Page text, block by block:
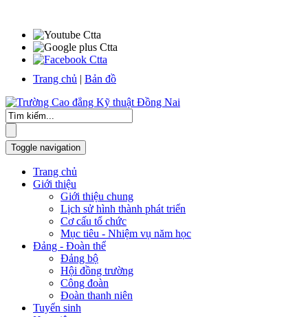
Trang chủ | Bản đồ
Toggle navigation
Trang chủ
Giới thiệu
Giới thiệu chung
Lịch sử hình thành phát triển
Cơ cấu tổ chức
Mục tiêu - Nhiệm vụ năm học
Đảng - Đoàn thể
Đảng bộ
Hội đồng trường
Công đoàn
Đoàn thanh niên
Tuyển sinh